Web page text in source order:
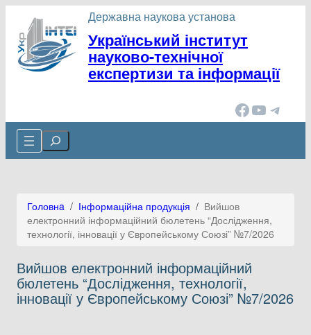
вмісту
Державна наукова установа
Український інститут
науково-технічної
експертизи та інформації
Facebook YouTube Telegram
Cerca
Головнa / Інформаційна продукція / Вийшов
електронний інформаційний бюлетень “Дослідження,
технології, інновації у Європейському Союзі” №7/2026
Вийшов електронний інформаційний
бюлетень “Дослідження, технології,
інновації у Європейському Союзі” №7/2026